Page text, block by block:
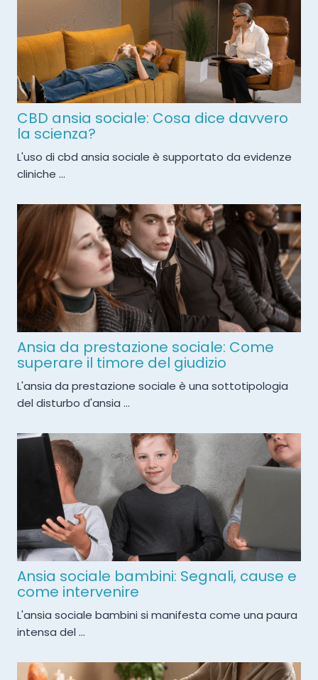
CBD ansia sociale: Cosa dice davvero
la scienza?
L'uso di cbd ansia sociale è supportato da evidenze
cliniche ...
Ansia da prestazione sociale: Come
superare il timore del giudizio
L'ansia da prestazione sociale è una sottotipologia
del disturbo d'ansia ...
Ansia sociale bambini: Segnali, cause e
come intervenire
L'ansia sociale bambini si manifesta come una paura
intensa del ...